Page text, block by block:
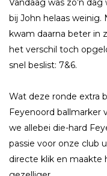
Vandaag was zo’n
bij John helaas weinig.
kwam daarna beter in
het verschil toch
snel beslist: 7&6.
Wat deze ronde extra
Feyenoord ballmarker
we allebei die-hard
passie voor onze club
directe klik en maakte